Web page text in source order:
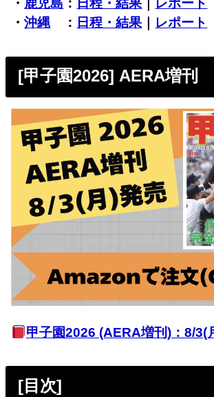
・ 鹿児島 ： 日程・結果
レポート
・沖縄 ： 日程・結果 レポート
[甲子園2026] AERA増刊
甲子園2026 (AERA増刊)：8/3(
[目次]